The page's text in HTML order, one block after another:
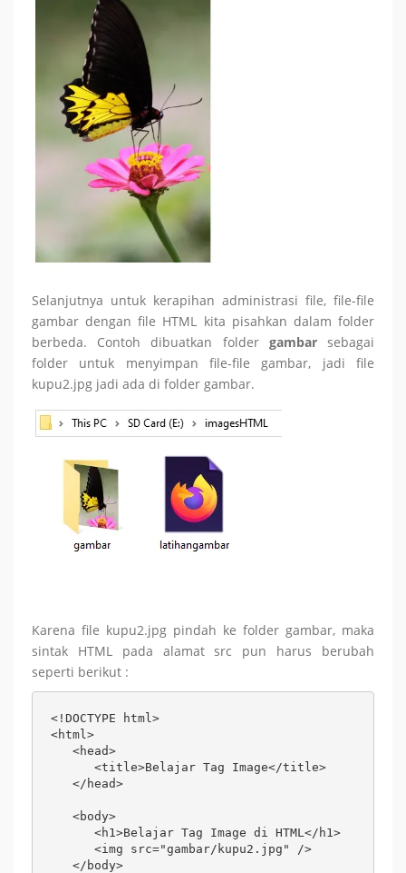
Selanjutnya untuk kerapihan administrasi file, file-file
gambar dengan file HTML kita pisahkan dalam folder
berbeda. Contoh dibuatkan folder gambarsebagai
folder untuk menyimpan file-file gambar, jadi file
kupu2.jpg jadi ada di folder gambar.
Karena file kupu2.jpg pindah ke folder gambar, maka
sintak HTML pada alamat src pun harus berubah
seperti berikut :
<!DOCTYPE html>
<html>
   <head>
      <title>Belajar Tag Image</title>
   </head>
   <body>
      <h1>Belajar Tag Image di HTML</h1>
      <img src="gambar/kupu2.jpg" />
   </body>